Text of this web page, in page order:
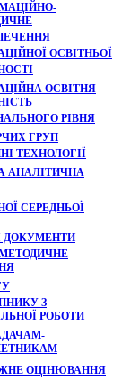
ОСВІТНЬОЇ
ОСВІТНЯ
РІВНЯ
ГРУП
ТЕХНОЛОГІЇ
АНАЛІТИЧНА
СЕРЕДНЬОЇ
ДОКУМЕНТИ
З
РОБОТИ
ОЦІНЮВАННЯ